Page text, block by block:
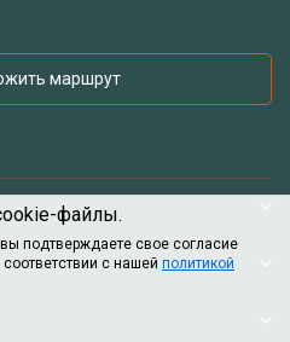
файлы.
подтверждаете свое согласие
с нашей политикой
маршрут